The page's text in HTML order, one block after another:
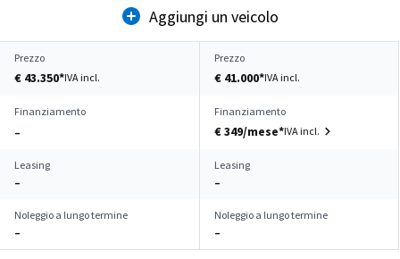
Aggiungi un veicolo
Prezzo
€ 43.350*IVA incl.
Prezzo
€ 41.000*IVA incl.
Finanziamento
–
Finanziamento
€ 349/mese*IVA incl.
Leasing
–
Leasing
–
Noleggio a lungo termine
–
Noleggio a lungo termine
–